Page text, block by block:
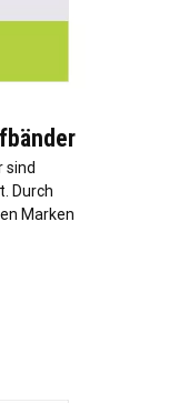
sind
Durch
Marken